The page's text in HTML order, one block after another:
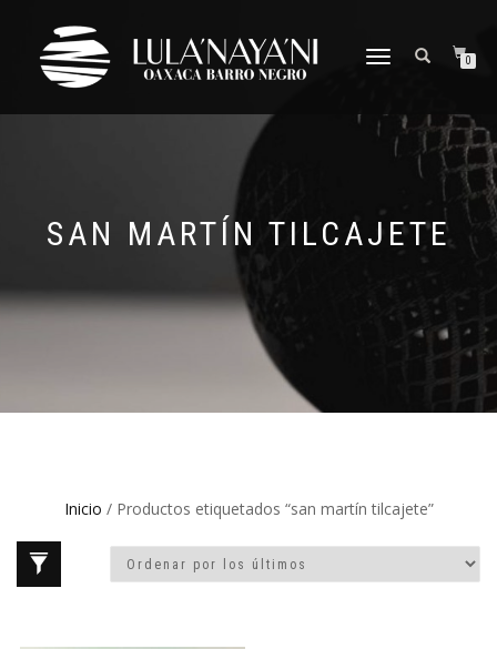
CAMBIAR
0
SAN MARTÍN TILCAJETE
Inicio / Productos etiquetados “san martín tilcajete”